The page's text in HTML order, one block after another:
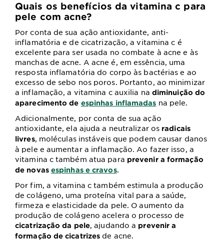
Quais os benefícios da vitamina c para
pele com acne?
Por conta de sua ação antioxidante, anti-
inflamatória e de cicatrização, a vitamina c é
excelente para ser usada no combate à acne e às
manchas de acne. A acne é, em essência, uma
resposta inflamatória do corpo às bactérias e ao
excesso de sebo nos poros. Portanto, ao minimizar
a inflamação, a vitamina c auxilia na diminuição do
aparecimento de espinhas inflamadas na pele.
Adicionalmente, por conta de sua ação
antioxidante, ela ajuda a neutralizar os radicais
livres, moléculas instáveis que podem causar danos
à pele e aumentar a inflamação. Ao fazer isso, a
vitamina c também atua para prevenir a formação
de novas espinhas e cravos.
Por fim, a vitamina c também estimula a produção
de colágeno, uma proteína vital para a saúde,
firmeza e elasticidade da pele. O aumento da
produção de colágeno acelera o processo de
cicatrização da pele, ajudando a prevenir a
formação de cicatrizes de acne.